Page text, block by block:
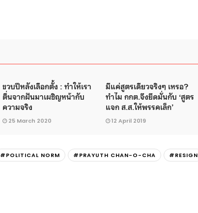
ขวบปีหลังเลือกตั้ง : ทำให้เรา
ตื่นจากฝันมาเผชิญหน้ากับ
ความจริง
25 March 2020
มีแค่สูตรเดียวจริงๆ เหรอ?
ทำไม กกต.จึงยึดมั่นกับ ‘สูตร
แจก ส.ส.ให้พรรคเล็ก’
12 April 2019
#POLITICAL NORM #PRAYUTH CHAN-O-CHA #RESIGN